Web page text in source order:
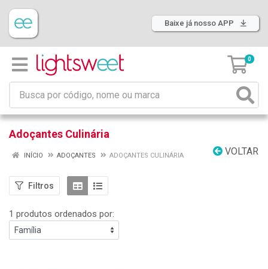
Baixe já nosso APP
0
Adoçantes Culinária
VOLTAR
INÍCIO ADOÇANTES ADOÇANTES CULINÁRIA
Filtros
1 produtos ordenados por: